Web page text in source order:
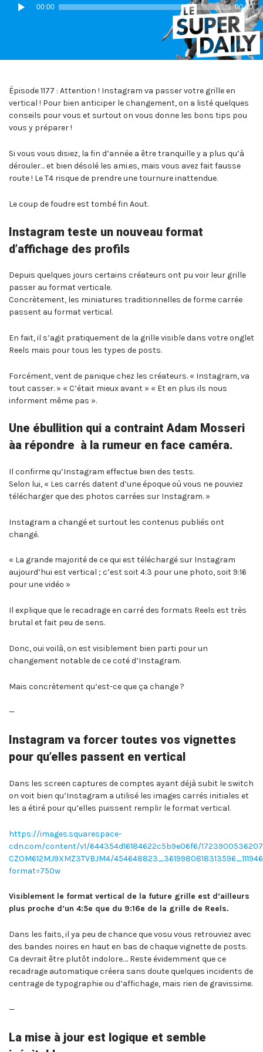
audio
00:00 00:00
Épisode 1177 : Attention ! Instagram va passer votre grille en
vertical ! Pour bien anticiper le changement, on a listé quelques
conseils pour vous et surtout on vous donne les bons tips pou
vous y préparer !
Si vous vous disiez, la fin d’année a être tranquille y a plus qu’à
dérouler… et bien désolé les ami.es, mais vous avez fait fausse
route ! Le T4 risque de prendre une tournure inattendue.
Le coup de foudre est tombé fin Aout.
Instagram teste un nouveau format
d’affichage des profils
Depuis quelques jours certains créateurs ont pu voir leur grille
passer au format verticale.
Concrètement, les miniatures traditionnelles de forme carrée
passent au format vertical.
En fait, il s’agit pratiquement de la grille visible dans votre onglet
Reels mais pour tous les types de posts.
Forcément, vent de panique chez les créateurs. « Instagram, va
tout casser. » « C’était mieux avant » « Et en plus ils nous
informent même pas ».
Une ébullition qui a contraint Adam Mosseri
àa répondre à la rumeur en face caméra.
Il confirme qu’Instagram effectue bien des tests.
Selon lui, « Les carrés datent d’une époque où vous ne pouviez
télécharger que des photos carrées sur Instagram. »
Instagram a changé et surtout les contenus publiés ont
changé.
« La grande majorité de ce qui est téléchargé sur Instagram
aujourd’hui est vertical ; c’est soit 4:3 pour une photo, soit 9:16
pour une vidéo »
Il explique que le recadrage en carré des formats Reels est très
brutal et fait peu de sens.
Donc, oui voilà, on est visiblement bien parti pour un
changement notable de ce coté d’Instagram.
Mais concrètement qu’est-ce que ça change ?
—
Instagram va forcer toutes vos vignettes
pour qu’elles passent en vertical
Dans les screen captures de comptes ayant déjà subit le switch
on voit bien qu’Instagram a utilisé les images carrés initiales et
les a étiré pour qu’elles puissent remplir le format vertical.
https://images.squarespace-
cdn.com/content/v1/644354d16184622c5b9e06f6/
CZOM612MJ9XMZ3TVBJM4/
format=750w
Visiblement le format vertical de la future grille est d’ailleurs
plus proche d’un 4:5e que du 9:16e de la grille de Reels.
Dans les faits, il ya peu de chance que vosu vous retrouviez avec
des bandes noires en haut en bas de chaque vignette de posts.
Ca devrait être plutôt indolore…. Reste évidemment que ce
recadrage automatique créera sans doute quelques incidents de
centrage de typographie ou d’affichage, mais rien de gravissime.
—
La mise à jour est logique et semble